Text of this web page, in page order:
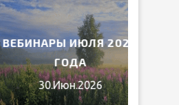
ИЮЛЯ 2026
ГОДА